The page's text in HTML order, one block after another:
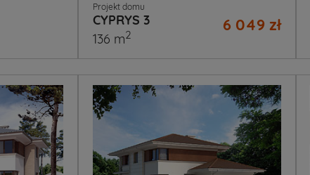
Projekt domu
CYPRYS 3 6 049 zł
136 m2